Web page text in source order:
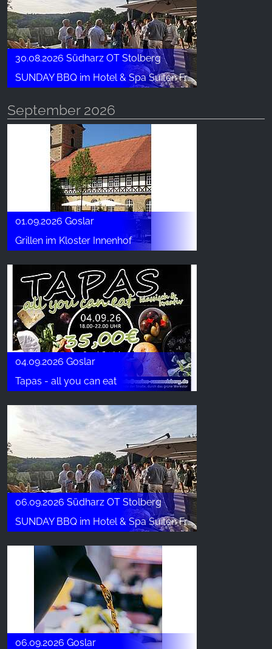
30.08.2026 Südharz OT Stolberg
SUNDAY BBQ im Hotel & Spa Suiten FreiWerk
September 2026
01.09.2026 Goslar
Grillen im Kloster Innenhof
04.09.2026 Goslar
Tapas - all you can eat
06.09.2026 Südharz OT Stolberg
SUNDAY BBQ im Hotel & Spa Suiten FreiWerk
06.09.2026 Goslar